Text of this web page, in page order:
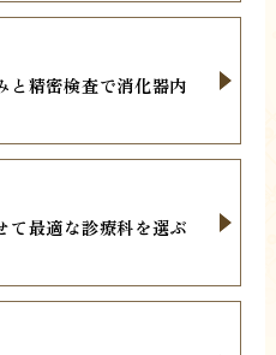
と精密検査で消化器内
て最適な診療科を選ぶ